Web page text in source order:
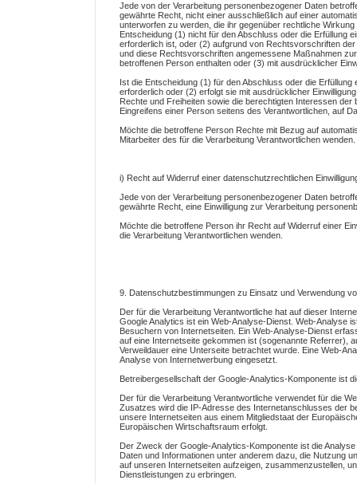
Jede von der Verarbeitung personenbezogener Daten
gewährte Recht, nicht einer ausschließlich auf einer
unterworfen zu werden, die ihr gegenüber rechtliche
Entscheidung (1) nicht für den Abschluss oder die Erfüllung
erforderlich ist, oder (2) aufgrund von Rechtsvorschriften
und diese Rechtsvorschriften angemessene Maßnahmen
betroffenen Person enthalten oder (3) mit ausdrücklicher
Ist die Entscheidung (1) für den Abschluss oder die
erforderlich oder (2) erfolgt sie mit ausdrücklicher
Rechte und Freiheiten sowie die berechtigten Interessen
Eingreifens einer Person seitens des Verantwortlichen, auf
Möchte die betroffene Person Rechte mit Bezug auf
Mitarbeiter des für die Verarbeitung Verantwortlichen wenden.
i) Recht auf Widerruf einer datenschutzrechtlichen
Jede von der Verarbeitung personenbezogener Daten
gewährte Recht, eine Einwilligung zur Verarbeitung
Möchte die betroffene Person ihr Recht auf Widerruf einer
die Verarbeitung Verantwortlichen wenden.
9. Datenschutzbestimmungen zu Einsatz und Verwendung
Der für die Verarbeitung Verantwortliche hat auf dieser
Google Analytics ist ein Web-Analyse-Dienst. Web-Analyse
Besuchern von Internetseiten. Ein Web-Analyse-Dienst
auf eine Internetseite gekommen ist (sogenannte Referrer),
Verweildauer eine Unterseite betrachtet wurde. Eine Web-
Analyse von Internetwerbung eingesetzt.
Betreibergesellschaft der Google-Analytics-Komponente ist
Der für die Verarbeitung Verantwortliche verwendet für die
Zusatzes wird die IP-Adresse des Internetanschlusses der
unsere Internetseiten aus einem Mitgliedstaat der
Europäischen Wirtschaftsraum erfolgt.
Der Zweck der Google-Analytics-Komponente ist die
Daten und Informationen unter anderem dazu, die Nutzung
auf unseren Internetseiten aufzeigen, zusammenzustellen,
Dienstleistungen zu erbringen.